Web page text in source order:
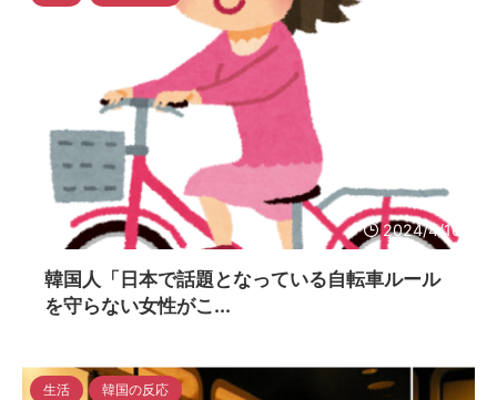
2024/4/16
韓国人「日本で話題となっている自転車ルール
を守らない女性がこ...
生活 韓国の反応